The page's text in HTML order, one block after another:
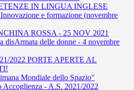
IN LINGUA INGLESE
e formazione (novembre
ROSSA - 25 NOV 2021
disArmata delle donne - 4 novembre
2022 PORTE APERTE AL
Mondiale dello Spazio"
Accoglienza - A.S. 2021/2022